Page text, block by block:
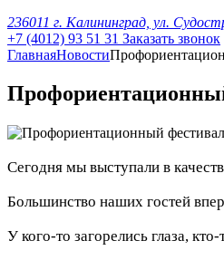
236011 г. Калининград, ул.
+7 (4012) 93 51 31 Заказать звонок
ГлавнаяНовости
Сегодня мы выступали в
Большинство наших гостей
У кого-то загорелись глаза,